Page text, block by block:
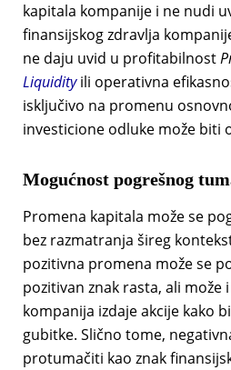
kapitala kompanije i ne nudi
finansijskog zdravlja
ne daju uvid u profitabilnost
Liquidity ili operativna
isključivo na promenu
investicione odluke može biti
Mogućnost pogrešnog
Promena kapitala može se
bez razmatranja šireg
pozitivna promena može se
pozitivan znak rasta, ali može
kompanija izdaje akcije kako
gubitke. Slično tome,
protumačiti kao znak